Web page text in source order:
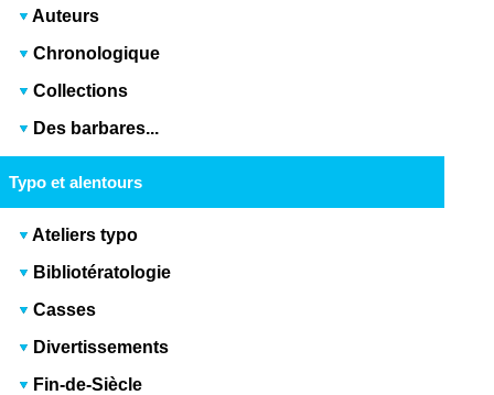
Auteurs
Chronologique
Collections
Des barbares...
Typo et alentours
Ateliers typo
Bibliotératologie
Casses
Divertissements
Fin-de-Siècle